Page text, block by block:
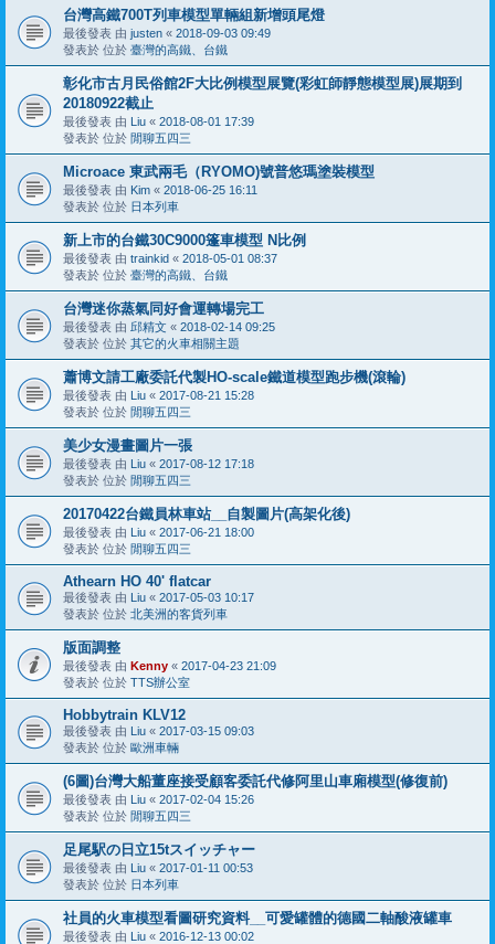
台灣高鐵700T列車模型單輛組新增頭尾燈
最後發表 由 justen « 2018-09-03 09:49
發表於 位於 臺灣的高鐵、台鐵
彰化市古月民俗館2F大比例模型展覽(彩虹師靜態模型展)展期到
20180922截止
最後發表 由 Liu « 2018-08-01 17:39
發表於 位於 閒聊五四三
Microace 東武兩毛（RYOMO)號普悠瑪塗裝模型
最後發表 由 Kim « 2018-06-25 16:11
發表於 位於 日本列車
新上市的台鐵30C9000篷車模型 N比例
最後發表 由 trainkid « 2018-05-01 08:37
發表於 位於 臺灣的高鐵、台鐵
台灣迷你蒸氣同好會運轉場完工
最後發表 由 邱精文 « 2018-02-14 09:25
發表於 位於 其它的火車相關主題
蕭博文請工廠委託代製HO-scale鐵道模型跑步機(滾輪)
最後發表 由 Liu « 2017-08-21 15:28
發表於 位於 閒聊五四三
美少女漫畫圖片一張
最後發表 由 Liu « 2017-08-12 17:18
發表於 位於 閒聊五四三
20170422台鐵員林車站__自製圖片(高架化後)
最後發表 由 Liu « 2017-06-21 18:00
發表於 位於 閒聊五四三
Athearn HO 40' flatcar
最後發表 由 Liu « 2017-05-03 10:17
發表於 位於 北美洲的客貨列車
版面調整
最後發表 由 Kenny « 2017-04-23 21:09
發表於 位於 TTS辦公室
Hobbytrain KLV12
最後發表 由 Liu « 2017-03-15 09:03
發表於 位於 歐洲車輛
(6圖)台灣大船董座接受顧客委託代修阿里山車廂模型(修復前)
最後發表 由 Liu « 2017-02-04 15:26
發表於 位於 閒聊五四三
足尾駅の日立15tスイッチャー
最後發表 由 Liu « 2017-01-11 00:53
發表於 位於 日本列車
社員的火車模型看圖研究資料__可愛罐體的德國二軸酸液罐車
最後發表 由 Liu « 2016-12-13 00:02